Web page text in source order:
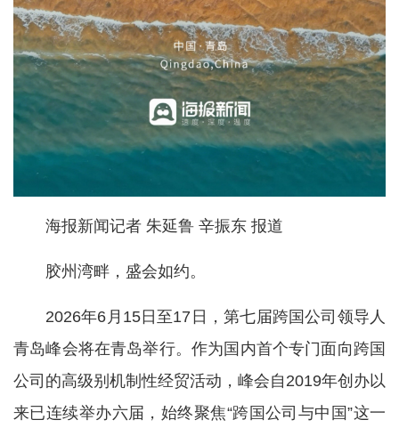
海报新闻记者 朱延鲁 辛振东 报道
胶州湾畔，盛会如约。
2026年6月15日至17日，第七届跨国公司领导人
青岛峰会将在青岛举行。作为国内首个专门面向跨国
公司的高级别机制性经贸活动，峰会自2019年创办以
来已连续举办六届，始终聚焦“跨国公司与中国”这一